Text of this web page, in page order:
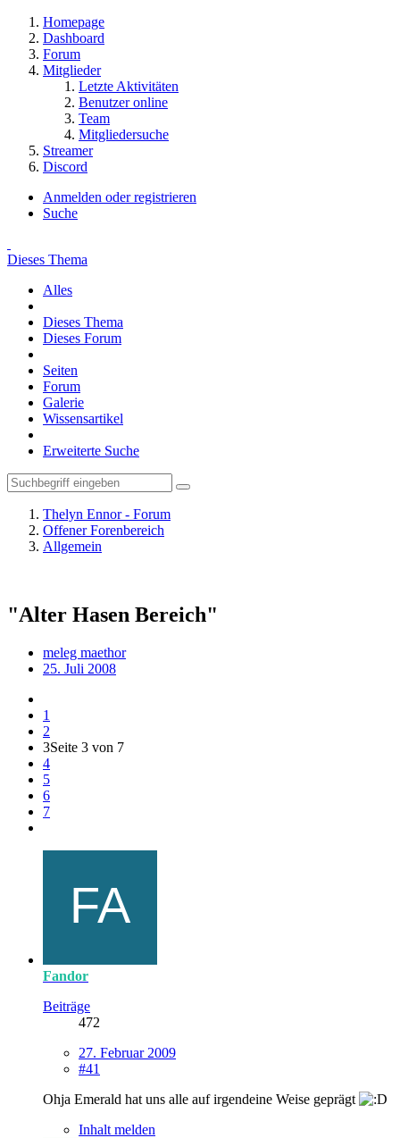
Homepage
Dashboard
Forum
Mitglieder
Letzte Aktivitäten
Benutzer online
Team
Mitgliedersuche
Streamer
Discord
Anmelden oder registrieren
Suche
Dieses Thema
Alles
Dieses Thema
Dieses Forum
Seiten
Forum
Galerie
Wissensartikel
Erweiterte Suche
Thelyn Ennor - Forum
Offener Forenbereich
Allgemein
"Alter Hasen Bereich"
meleg maethor
25. Juli 2008
1
2
3Seite 3 von 7
4
5
6
7
Fandor
Beiträge
472
27. Februar 2009
#41
Ohja Emerald hat uns alle auf irgendeine Weise geprägt
Inhalt melden